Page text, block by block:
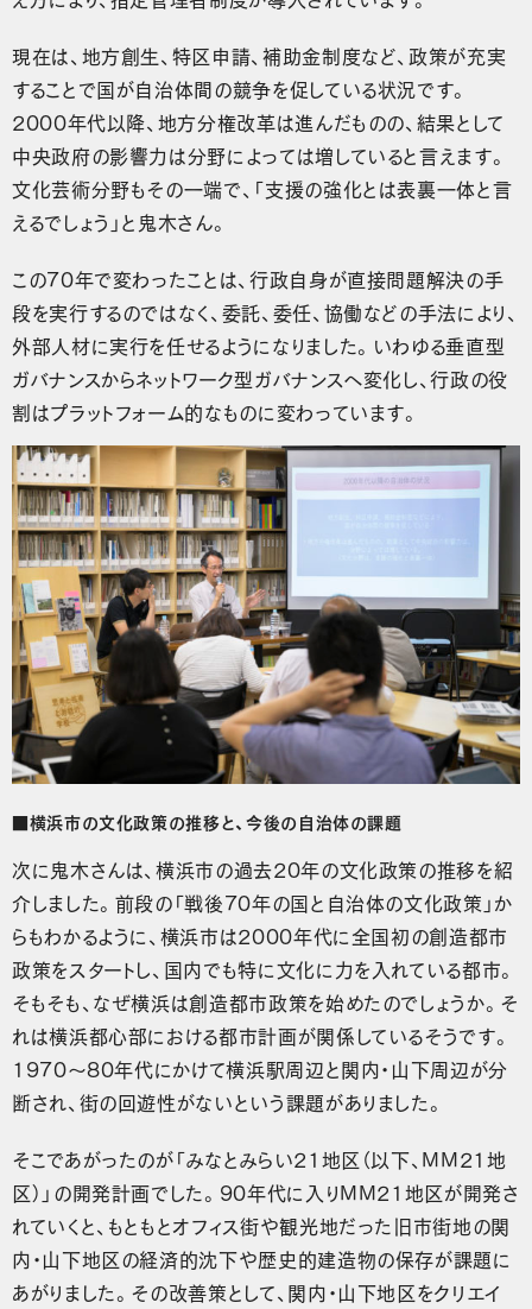
現在は、地方創生、特区申請、補助金制度など、政策が充実
することで国が自治体間の競争を促している状況です。
2000年代以降、地方分権改革は進んだものの、結果として
中央政府の影響力は分野によっては増していると言えます。
文化芸術分野もその一端で、「支援の強化とは表裏一体と言
えるでしょう」と鬼木さん。
この70年で変わったことは、行政自身が直接問題解決の手
段を実行するのではなく、委託、委任、協働などの手法により、
外部人材に実行を任せるようになりました。いわゆる垂直型
ガバナンスからネットワーク型ガバナンスへ変化し、行政の役
割はプラットフォーム的なものに変わっています。
■横浜市の文化政策の推移と、今後の自治体の課題
次に鬼木さんは、横浜市の過去20年の文化政策の推移を紹
介しました。前段の「戦後70年の国と自治体の文化政策」か
らもわかるように、横浜市は2000年代に全国初の創造都市
政策をスタートし、国内でも特に文化に力を入れている都市。
そもそも、なぜ横浜は創造都市政策を始めたのでしょうか。そ
れは横浜都心部における都市計画が関係しているそうです。
1970〜80年代にかけて横浜駅周辺と関内・山下周辺が分
断され、街の回遊性がないという課題がありました。
そこであがったのが「みなとみらい21地区（以下、MM21地
区）」の開発計画でした。90年代に入りMM21地区が開発さ
れていくと、もともとオフィス街や観光地だった旧市街地の関
内・山下地区の経済的沈下や歴史的建造物の保存が課題に
あがりました。その改善策として、関内・山下地区をクリエイ